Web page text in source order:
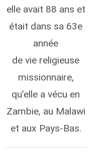
elle avait 88 ans et
était dans sa 63e
année
de vie religieuse
missionnaire,
qu’elle a vécu en
Zambie, au Malawi
et aux Pays-Bas.